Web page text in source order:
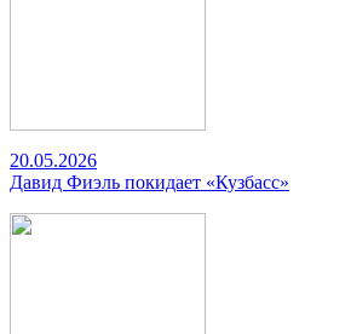
20.05.2026
Давид Фиэль покидает «Кузбасс»